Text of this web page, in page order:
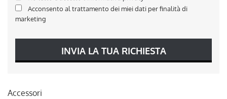
Acconsento al trattamento dei miei dati per finalità di
marketing
INVIA LA TUA RICHIESTA
Accessori